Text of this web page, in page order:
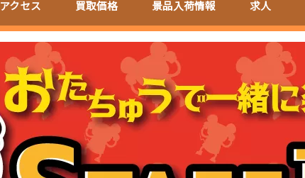
アクセス 買取価格 景品入荷情報 求人